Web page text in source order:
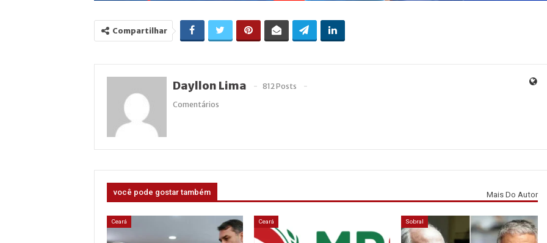
Compartilhar
Dayllon Lima
812 Posts
Comentários
você pode gostar também Mais Do Autor
Ceará Ceará Sobral